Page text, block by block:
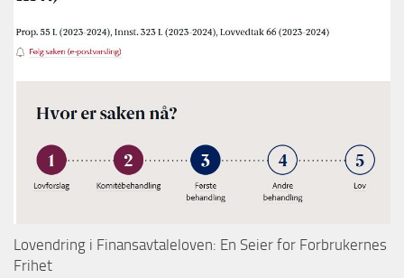
Lovendring i Finansavtaleloven: En Seier for Forbrukernes
Frihet